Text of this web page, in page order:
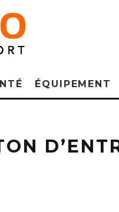
ÉQUIPEMENT